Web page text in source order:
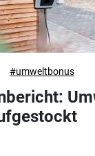
#umweltbonus